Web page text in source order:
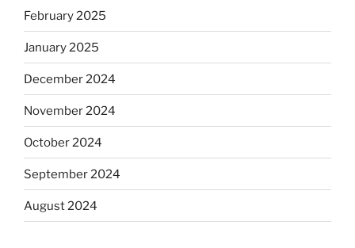
February 2025
January 2025
December 2024
November 2024
October 2024
September 2024
August 2024